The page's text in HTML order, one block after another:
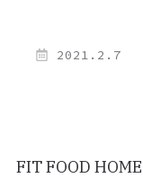
2021.2.7
FIT FOOD